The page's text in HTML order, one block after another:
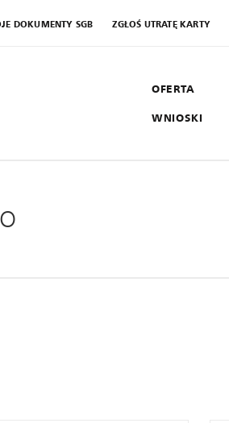
DOKUMENTY SGB ZGŁOŚ UTRATĘ KARTY
OFERTA
WNIOSKI